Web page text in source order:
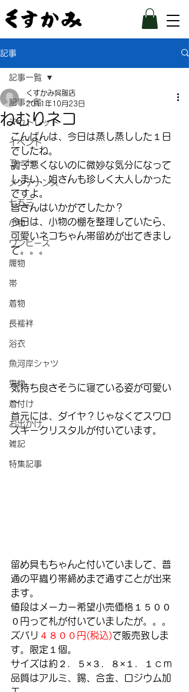
記事
記事一覧
アウトレット
イベント
コート
メンテナンス
七五三
小物
ワンピース
履物
帯
着物
長襦袢
浴衣
魚河岸シャツ
男物
着付け
お出かけ
雑記
特集記事
記事一覧
ねむりネコ
くすかみ呉服店
2011年10月23日
こんばんは、今日は蒸し蒸しした１日
でしたね。
調子悪くないのに微妙な気分になって
しまい、姐さんも珍しく大人しかった
ですよ。
皆さんはいかがでしたか？
今日は、小物の棚を整理していたら、
可愛いネコちゃん帯留めが出てきまし
て。。。
気持ち良さそうに寝ている姿が可愛い
～
首元には、ダイヤ？じゃなくてスワロ
スキークリスタルが付いています。
留め具もちゃんと付いていまして、普
通の平織り帯締めまで通すことが出来
ます。
値段はメーカー希望小売価格１５００
０円って札が付いていましたが。。。
ズバリ ４８００円(税込)で販売致しま
す。限定１個。
サイズは約２．５×３．８×１．１ｃｍ
品質はアルミ、錫、合金、ロジウム加